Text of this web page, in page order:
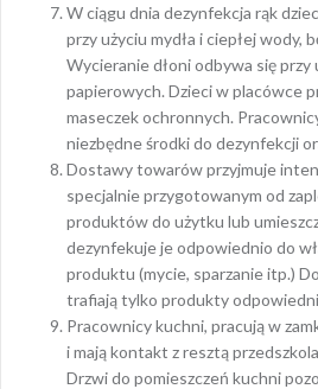
W ciągu dnia dezynfekcja rąk
przy użyciu mydła i ciepłej wody,
Wycieranie dłoni odbywa się przy
papierowych. Dzieci w placówce
maseczek ochronnych.
niezbędne środki do dezynfekcji
Dostawy towarów przyjmuje
specjalnie przygotowanym od
produktów do użytku lub
dezynfekuje je odpowiednio do
produktu (mycie, sparzanie itp.)
trafiają tylko produkty
Pracownicy kuchni, pracują w
i mają kontakt z resztą
Drzwi do pomieszczeń kuchni